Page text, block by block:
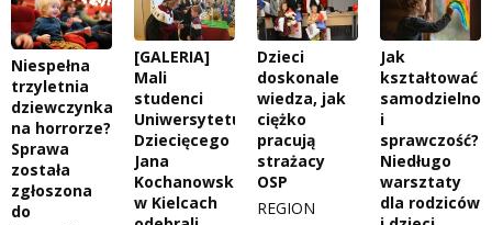
Niespełna
trzyletnia
dziewczynka
na horrorze?
Sprawa
została
zgłoszona
do
[GALERIA]
Mali
studenci
Uniwersytetu
Dziecięcego
Jana
Kochanowskiego
w Kielcach
Dzieci
doskonale
wiedza, jak
ciężko
pracują
strażacy
OSP
REGION
Jak
kształtować
i
sprawczość?
Niedługo
warsztaty
dla rodziców